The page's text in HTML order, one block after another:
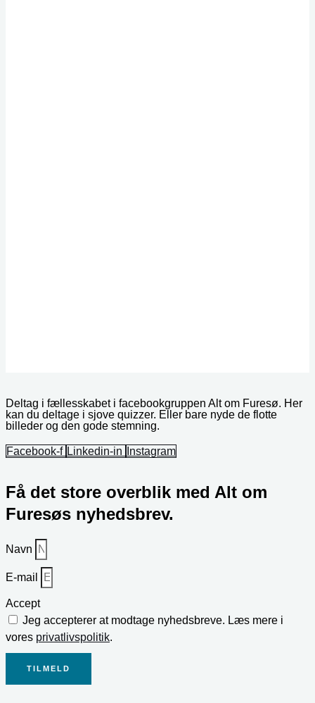
Deltag i fællesskabet i facebookgruppen Alt om Furesø. Her
kan du deltage i sjove quizzer. Eller bare nyde de flotte
billeder og den gode stemning.
Facebook-f Linkedin-in Instagram
Få det store overblik med Alt om
Furesøs nyhedsbrev.
Navn
E-mail
Accept
Jeg accepterer at modtage nyhedsbreve. Læs mere i
vores privatlivspolitik.
TILMELD